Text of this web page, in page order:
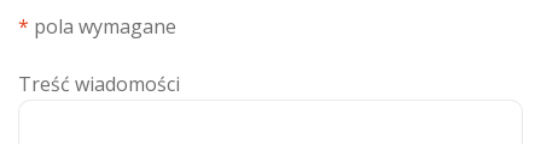
* pola wymagane
Treść wiadomości